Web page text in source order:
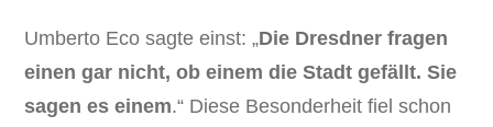
Umberto Eco sagte einst: „Die Dresdner fragen
einen gar nicht, ob einem die Stadt gefällt. Sie
sagen es einem.“ Diese Besonderheit fiel schon